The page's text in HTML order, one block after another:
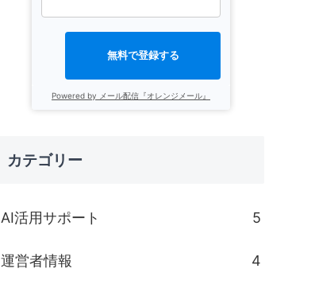
無料で登録する
Powered by メール配信『オレンジメール』
カテゴリー
AI活用サポート 5
運営者情報 4